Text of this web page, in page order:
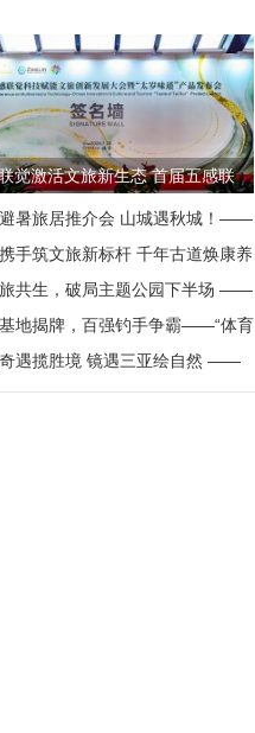
觉激活文旅新生态 首届五感联
能文旅创新发展大...
暑旅居推介会 山城遇秋城！——
手筑文旅新标杆 千年古道焕康养
共生，破局主题公园下半场 ——
满举办
地揭牌，百强钓手争霸——“体育
遇揽胜境 镜遇三亚绘自然 ——